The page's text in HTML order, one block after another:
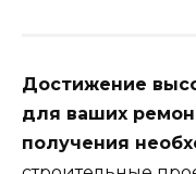
Достижение
для ваших
получения